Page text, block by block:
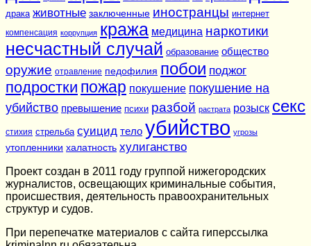
драка животные заключенные иностранцы интернет
компенсация коррупция кража медицина наркотики
несчастный случай образование общество
оружие отравление педофилия побои поджог
подростки пожар покушение покушение на
убийство превышение психи разбой растрата розыск секс
стихия стрельба суицид тело убийство угрозы
утопленники халатность хулиганство
Проект создан в 2011 году группой нижегородских
журналистов, освещающих криминальные события,
происшествия, деятельность правоохранительных
структур и судов.
При перепечатке материалов c сайта гиперссылка